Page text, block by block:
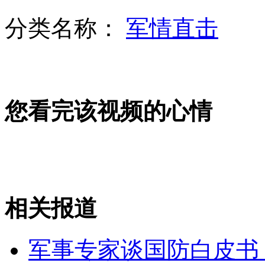
专家：反恐战争越反越恐 美应调整重返亚太战略
实拍:印度一家四口惨遭车祸 数百车辆经过无人施救
分类名称： 军情直击
您看完该视频的心情
相关报道
军事专家谈国防白皮